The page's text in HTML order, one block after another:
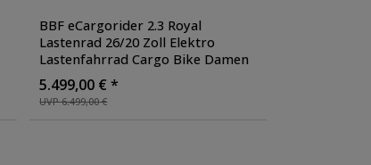
BBF eCargorider 2.3 Royal
Lastenrad 26/20 Zoll Elektro
Lastenfahrrad Cargo Bike Damen
Herren Cargo Cycle bis 155 kg
Zuladung , Farbe: weiß
UVP 6.499,00 €
5.499,00 € *